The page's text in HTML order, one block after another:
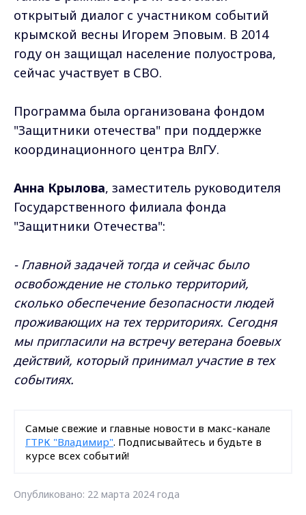
открытый диалог с участником событий
крымской весны Игорем Эповым. В 2014
году он защищал население полуострова,
сейчас участвует в СВО.
Программа была организована фондом
"Защитники отечества" при поддержке
координационного центра ВлГУ.
Анна Крылова, заместитель руководителя
Государственного филиала фонда
"Защитники Отечества":
- Главной задачей тогда и сейчас было
освобождение не столько территорий,
сколько обеспечение безопасности людей
проживающих на тех территориях. Сегодня
мы пригласили на встречу ветерана боевых
действий, который принимал участие в тех
событиях.
Самые свежие и главные новости в макс-канале
ГТРК "Владимир". Подписывайтесь и будьте в
курсе всех событий!
Опубликовано: 22 марта 2024 года